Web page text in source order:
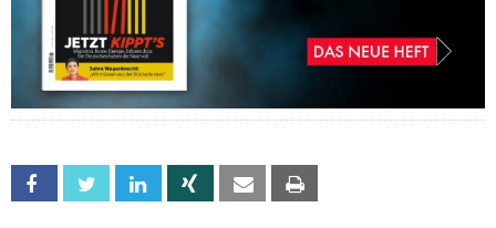
Facebook Twitter Linkedin Xing Email